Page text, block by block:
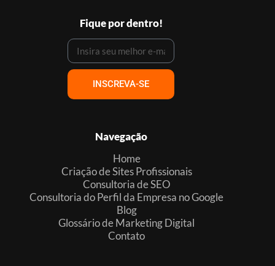
Fique por dentro!
INSCREVA-SE
Navegação
Home
Criação de Sites Profissionais
Consultoria de SEO
Consultoria do Perfil da Empresa no Google
Blog
Glossário de Marketing Digital
Contato